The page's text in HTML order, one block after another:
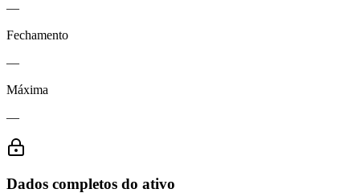
—
Fechamento
—
Máxima
—
Dados completos do ativo